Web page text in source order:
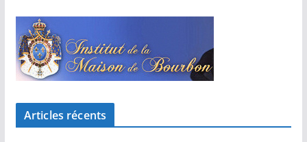
Articles récents